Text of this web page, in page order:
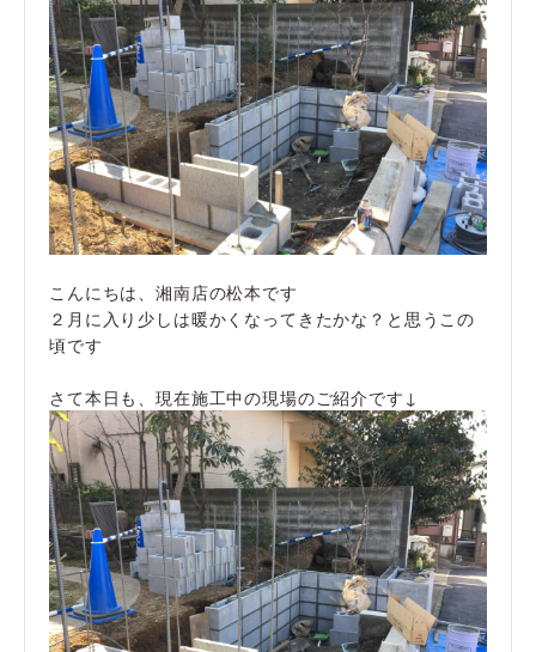
こんにちは、湘南店の松本です
２月に入り少しは暖かくなってきたかな？と思うこの
頃です
さて本日も、現在施工中の現場のご紹介です↓